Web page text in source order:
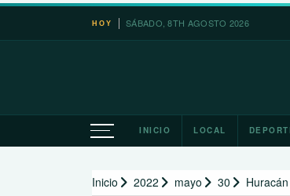
Saltar
HOY SÁBADO, 8TH AGOSTO 2026
INICIO LOCAL
Inicio 2022 mayo 30